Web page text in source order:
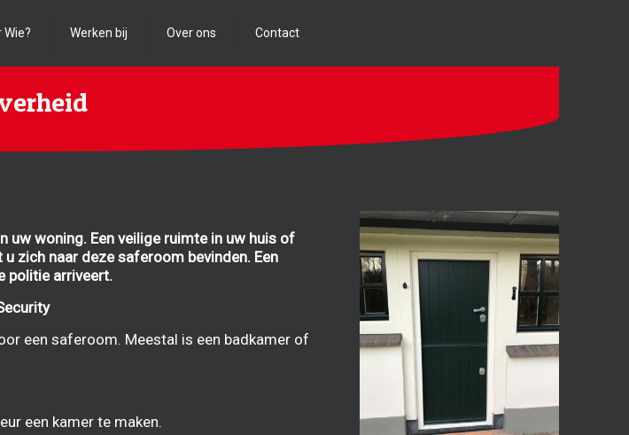
Wie? Werken bij Over ons Contact
uw woning. Een veilige ruimte in uw huis of
zich naar deze saferoom bevinden. Een
politie arriveert.
een saferoom. Meestal is een badkamer of
een kamer te maken.